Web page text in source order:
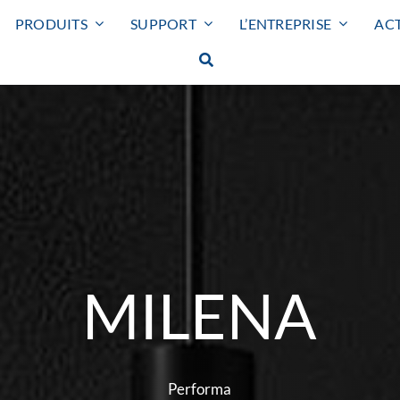
PRODUITS
Eclairage extérieur
HUBLOT
SMART LIGHTING
SUPPORT L’ENTREPRISE
MILENA
Performa